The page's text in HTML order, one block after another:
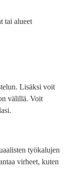
tai alueet
Lisäksi voit
välillä. Voit
työkalujen
virheet, kuten